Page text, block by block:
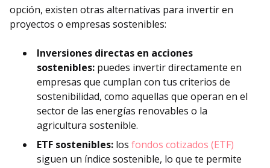
opción, existen otras alternativas para invertir en
proyectos o empresas sostenibles:
Inversiones directas en acciones
sostenibles: puedes invertir directamente en
empresas que cumplan con tus criterios de
sostenibilidad, como aquellas que operan en el
sector de las energías renovables o la
agricultura sostenible.
ETF sostenibles: los fondos cotizados (ETF)
siguen un índice sostenible, lo que te permite